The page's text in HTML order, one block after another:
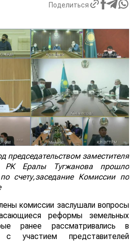
Поделиться
председательством заместителя
РК Ералы Тугжановапрошло
счету,заседание Комиссии по
комиссии заслушали вопросы
реформы земельных
ранее рассматривались в
с участием представителей